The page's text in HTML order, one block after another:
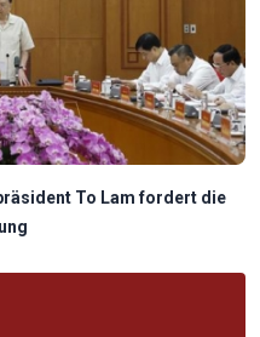
To Lam fordert die